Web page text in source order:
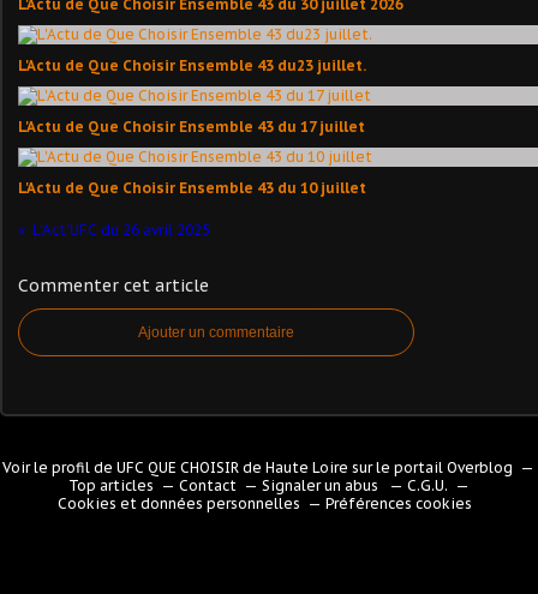
L'Actu de Que Choisir Ensemble 43 du 30 juillet 2026
L'Actu de Que Choisir Ensemble 43 du23 juillet.
L'Actu de Que Choisir Ensemble 43 du 17 juillet
L'Actu de Que Choisir Ensemble 43 du 10 juillet
L'Act'UFC du 26 avril 2025
Commenter cet article
Ajouter un commentaire
Voir le profil deUFC QUE CHOISIR de Haute Loire sur le portail Overblog
Top articles
Contact Signaler un abus
C.G.U.
Cookies et données personnelles
Préférences cookies